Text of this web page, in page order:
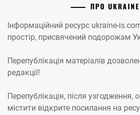
ПРО
Інформаційний ресурс ukraine-
простір, присвячений подорожам
Перепублікація матеріалів
редакції!
Перепублікація, після узгодження,
містити відкрите посилання на